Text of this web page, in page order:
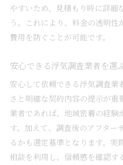
方法
トラブルを防ぐ浮気
ント
項目
業者選びで失敗しな
浮気調査相談時に聞
費用と実績から考える浮
浮気調査の費用と実
成功実績が豊富な浮気
やすいため、見積もり時に詳細
う。これにより、料金の透明性
費用を防ぐことが可能です。
安心できる浮気調査業者を選
安心して依頼できる浮気調査業
さと明確な契約内容の提示が重
業者であれば、地域密着の経験
す。加えて、調査後のアフター
るかも選定基準となります。実
相談を利用し、信頼感を確認す